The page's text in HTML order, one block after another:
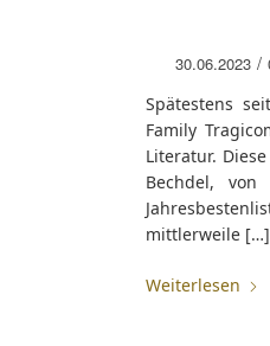
30.06.2023 /
Spätestens
Family
Literatur.
Bechdel,
mittlerweile […]
Weiterlesen